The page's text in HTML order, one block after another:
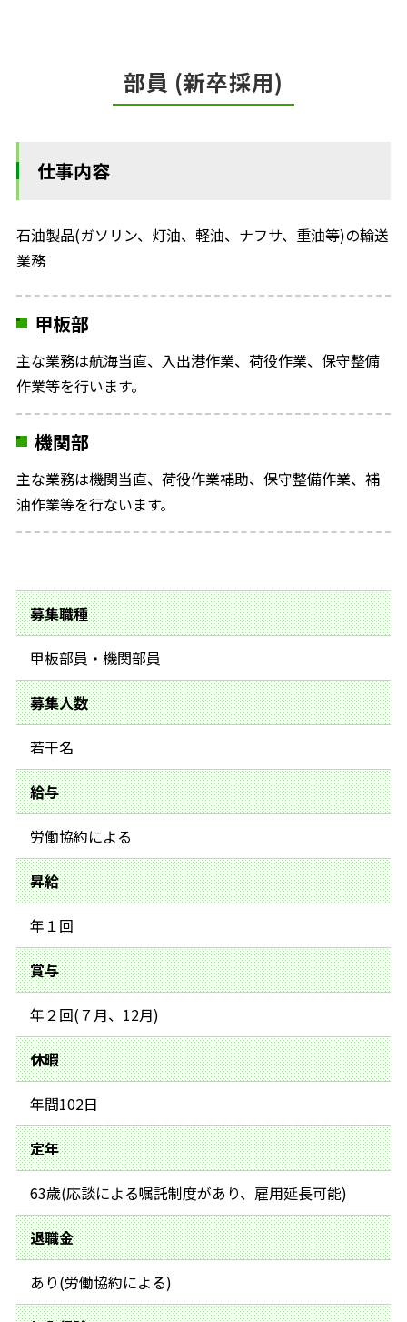
部員 (新卒採用)
仕事内容
石油製品(ガソリン、灯油、軽油、ナフサ、重油等)の輸送
業務
甲板部
主な業務は航海当直、入出港作業、荷役作業、保守整備
作業等を行います。
機関部
主な業務は機関当直、荷役作業補助、保守整備作業、補
油作業等を行ないます。
募集職種
甲板部員・機関部員
募集人数
若干名
給与
労働協約による
昇給
年１回
賞与
年２回(７月、12月)
休暇
年間102日
定年
63歳(応談による嘱託制度があり、雇用延長可能)
退職金
あり(労働協約による)